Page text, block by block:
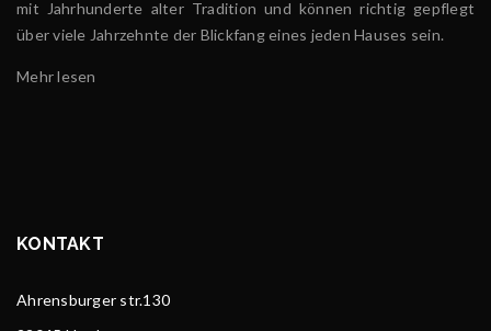
mit Jahrhunderte alter Tradition und können richtig gepflegt
über viele Jahrzehnte der Blickfang eines jeden Hauses sein.
Mehr lesen
KONTAKT
Ahrensburger str.130